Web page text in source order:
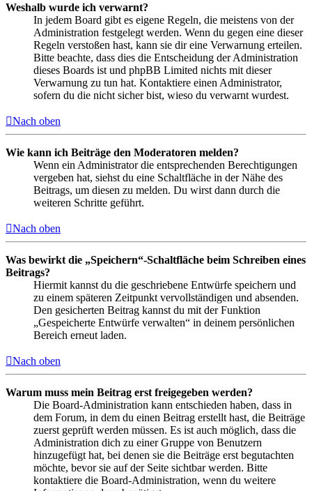
Weshalb wurde ich verwarnt?
In jedem Board gibt es eigene Regeln, die meistens von der
Administration festgelegt werden. Wenn du gegen eine dieser
Regeln verstoßen hast, kann sie dir eine Verwarnung erteilen.
Bitte beachte, dass dies die Entscheidung der Administration
dieses Boards ist und phpBB Limited nichts mit dieser
Verwarnung zu tun hat. Kontaktiere einen Administrator,
sofern du die nicht sicher bist, wieso du verwarnt wurdest.
Nach oben
Wie kann ich Beiträge den Moderatoren melden?
Wenn ein Administrator die entsprechenden Berechtigungen
vergeben hat, siehst du eine Schaltfläche in der Nähe des
Beitrags, um diesen zu melden. Du wirst dann durch die
weiteren Schritte geführt.
Nach oben
Was bewirkt die „Speichern“-Schaltfläche beim Schreiben eines
Beitrags?
Hiermit kannst du die geschriebene Entwürfe speichern und
zu einem späteren Zeitpunkt vervollständigen und absenden.
Den gesicherten Beitrag kannst du mit der Funktion
„Gespeicherte Entwürfe verwalten“ in deinem persönlichen
Bereich erneut laden.
Nach oben
Warum muss mein Beitrag erst freigegeben werden?
Die Board-Administration kann entschieden haben, dass in
dem Forum, in dem du einen Beitrag erstellt hast, die Beiträge
zuerst geprüft werden müssen. Es ist auch möglich, dass die
Administration dich zu einer Gruppe von Benutzern
hinzugefügt hat, bei denen sie die Beiträge erst begutachten
möchte, bevor sie auf der Seite sichtbar werden. Bitte
kontaktiere die Board-Administration, wenn du weitere